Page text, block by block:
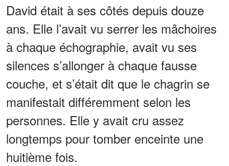
David était à ses côtés depuis douze
ans. Elle l’avait vu serrer les mâchoires
à chaque échographie, avait vu ses
silences s’allonger à chaque fausse
couche, et s’était dit que le chagrin se
manifestait différemment selon les
personnes. Elle y avait cru assez
longtemps pour tomber enceinte une
huitième fois.